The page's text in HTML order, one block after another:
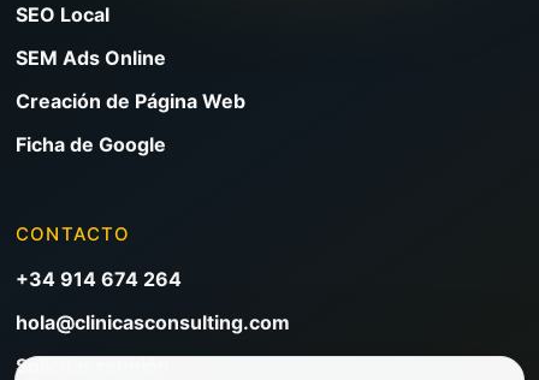
SEO Local
SEM Ads Online
Creación de Página Web
Ficha de Google
CONTACTO
+34 914 674 264
hola@clinicasconsulting.com
Solicitar reunión